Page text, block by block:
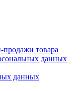
товара
данных
данных